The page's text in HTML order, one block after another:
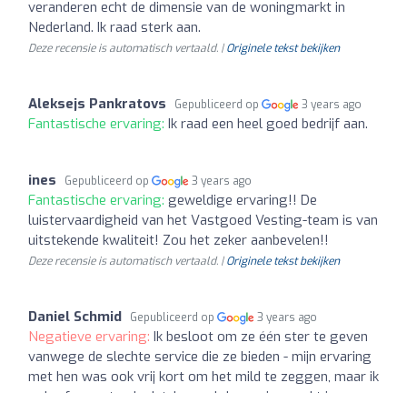
veranderen echt de dimensie van de woningmarkt in
Nederland. Ik raad sterk aan.
Deze recensie is automatisch vertaald. |Originele tekst bekijken
Aleksejs Pankratovs Gepubliceerd op 3 years ago
Fantastische ervaring: Ik raad een heel goed bedrijf aan.
ines Gepubliceerd op 3 years ago
Fantastische ervaring: geweldige ervaring!! De
luistervaardigheid van het Vastgoed Vesting-team is van
uitstekende kwaliteit! Zou het zeker aanbevelen!!
Deze recensie is automatisch vertaald. |Originele tekst bekijken
Daniel Schmid Gepubliceerd op 3 years ago
Negatieve ervaring: Ik besloot om ze één ster te geven
vanwege de slechte service die ze bieden - mijn ervaring
met hen was ook vrij kort om het mild te zeggen, maar ik